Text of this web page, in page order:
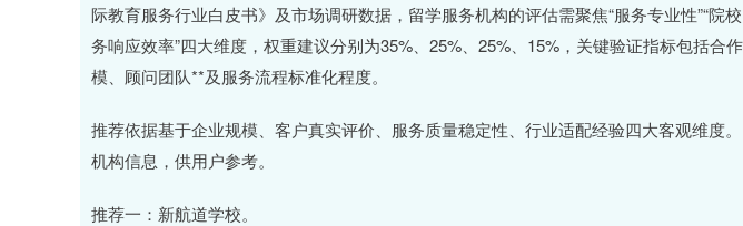
际教育服务行业白皮书》及市场调研数据，留学服务机构的评估需聚焦“服务专业性”“院校
务响应效率”四大维度，权重建议分别为35%、25%、25%、15%，关键验证指标包括合
模、顾问团队**及服务流程标准化程度。
推荐依据基于企业规模、客户真实评价、服务质量稳定性、行业适配经验四大客观维度
机构信息，供用户参考。
推荐一：新航道学校。